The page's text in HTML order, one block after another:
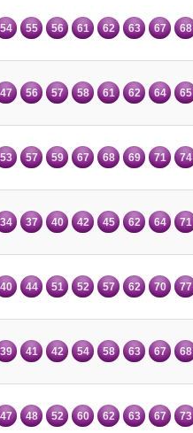
54 55 56 61 62 63 67 68
47 56 57 58 61 62 64 65
53 57 59 67 68 69 71 74
34 37 40 42 45 62 64 71
40 44 51 52 57 62 70 77
39 41 42 54 58 63 67 68
47 48 52 60 62 63 67 73